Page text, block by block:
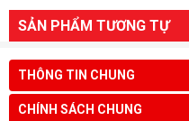
SẢN PHẨM TƯƠNG TỰ
THÔNG TIN CHUNG
CHÍNH SÁCH CHUNG